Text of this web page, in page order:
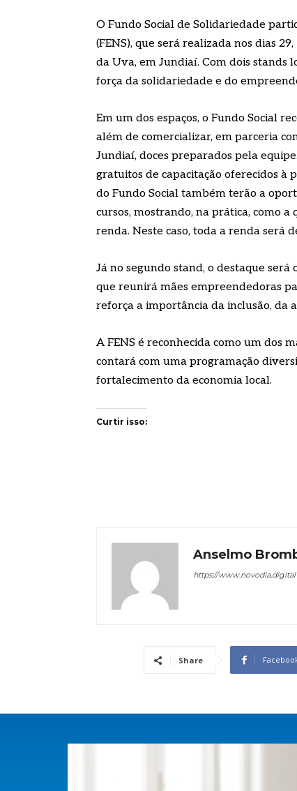
O Fundo Social de Solidariedade
(FENS), que será realizada nos dias
da Uva, em Jundiaí. Com dois
força da solidariedade e do
Em um dos espaços, o Fundo Social
além de comercializar, em parceria
Jundiaí, doces preparados pela
gratuitos de capacitação oferecidos à
do Fundo Social também terão a
cursos, mostrando, na prática, como
renda. Neste caso, toda a renda será
Já no segundo stand, o destaque
que reunirá mães empreendedoras
reforça a importância da inclusão, da
A FENS é reconhecida como um dos
contará com uma programação
fortalecimento da economia local.
Curtir isso:
Anselmo
https://www.novodia.digital
Share